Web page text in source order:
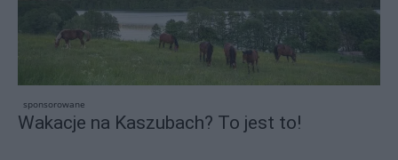
sponsorowane
Wakacje na Kaszubach? To jest to!